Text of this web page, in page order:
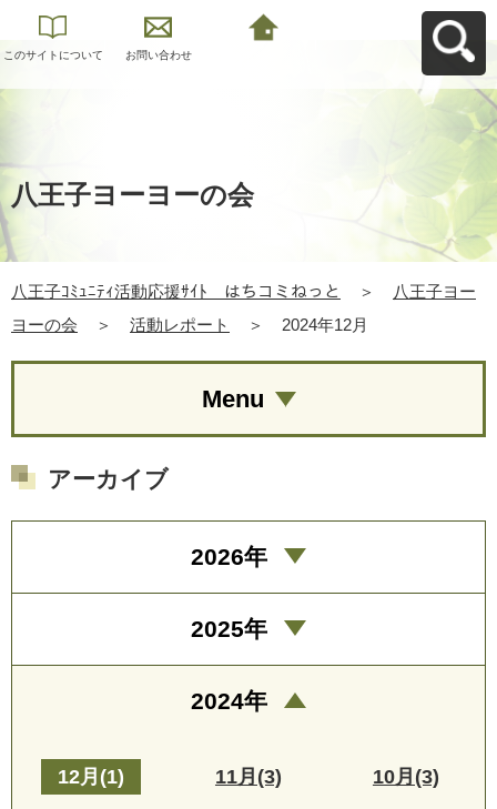
このサイトについて お問い合わせ
八王子ヨーヨーの会
八王子ｺﾐｭﾆﾃｨ活動応援ｻｲﾄ はちコミねっと ＞
八王子ヨー
ヨーの会
＞ 活動レポート ＞ 2024年12月
Menu
アーカイブ
2026年
2025年
2024年
12月(1) 11月(3) 10月(3)